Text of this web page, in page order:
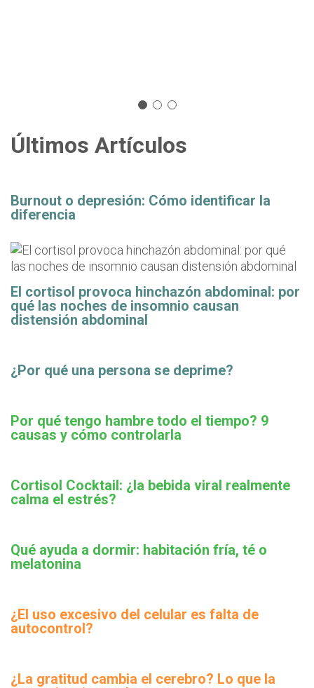
Últimos Artículos
Burnout o depresión: Cómo identificar la
diferencia
El cortisol provoca hinchazón abdominal: por
qué las noches de insomnio causan
distensión abdominal
¿Por qué una persona se deprime?
Por qué tengo hambre todo el tiempo? 9
causas y cómo controlarla
Cortisol Cocktail: ¿la bebida viral realmente
calma el estrés?
Qué ayuda a dormir: habitación fría, té o
melatonina
¿El uso excesivo del celular es falta de
autocontrol?
¿La gratitud cambia el cerebro? Lo que la